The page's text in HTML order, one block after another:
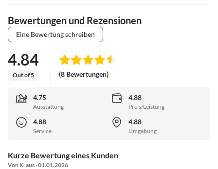
Bewertungen und Rezensionen
Eine Bewertung schreiben
4.84
Out of 5 (8 Bewertungen)
4.75
Ausstattung
4.88
Preis/Leistung
4.88
Service
4.88
Umgebung
Kurze Bewertung eines Kunden
Von K. aus · 01.01.2026